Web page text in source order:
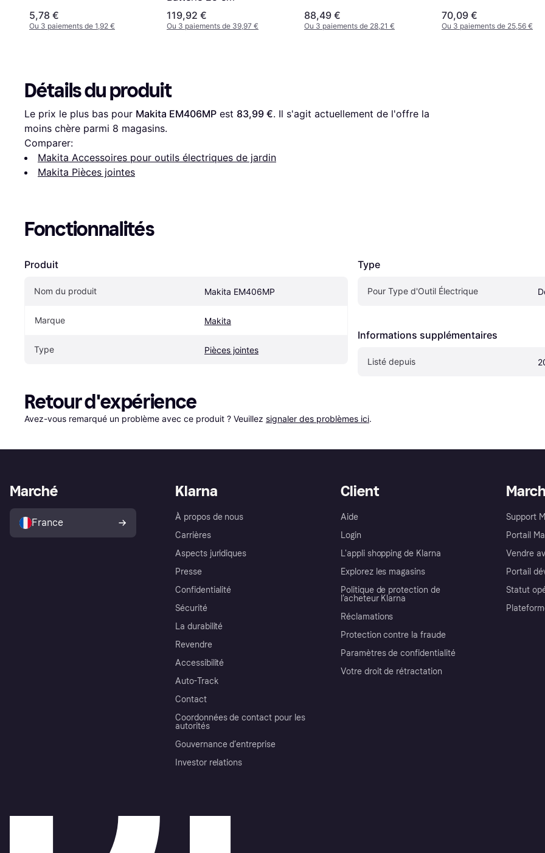
5,78 €
Ou 3 paiements de 1,92 €
119,92 €
Ou 3 paiements de 39,97 €
88,49 €
Ou 3 paiements de 28,21 €
70,09 €
Ou 3 paiements de 25,56 €
Détails du produit
Le prix le plus bas pour Makita EM406MP est 83,99 €. Il s'agit actuellement de l'offre la
moins chère parmi 8 magasins.
Comparer:
Makita Accessoires pour outils électriques de jardin
Makita Pièces jointes
Fonctionnalités
Produit
Nom du produit Makita EM406MP
Marque Makita
Type Pièces jointes
Type
Pour Type d'Outil Électrique
Informations supplémentaires
Listé depuis
Retour d'expérience
Avez-vous remarqué un problème avec ce produit ? Veuillez signaler des problèmes ici.
Klarna
À propos de nous
Carrières
Aspects juridiques
Presse
Confidentialité
Sécurité
La durabilité
Revendre
Accessibilité
Auto-Track
Contact
Coordonnées de contact pour les
autorités
Gouvernance d’entreprise
Investor relations
Client
Aide
Login
L'appli shopping de Klarna
Explorez les magasins
Politique de protection de
l’acheteur Klarna
Réclamations
Protection contre la fraude
Paramètres de confidentialité
Votre droit de rétractation
Support
Portail
Vendre
Portail
Statut
Marché
France